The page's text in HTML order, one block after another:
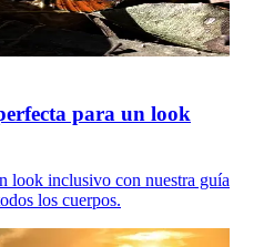
para un look
look inclusivo con nuestra guía
los cuerpos.